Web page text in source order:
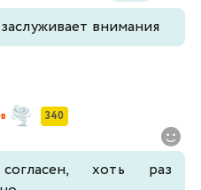
внимания
340
хоть раз